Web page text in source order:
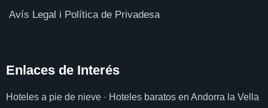
Avís Legal i Política de Privadesa
Enlaces de Interés
Hoteles a pie de nieve · Hoteles baratos en Andorra la Vella